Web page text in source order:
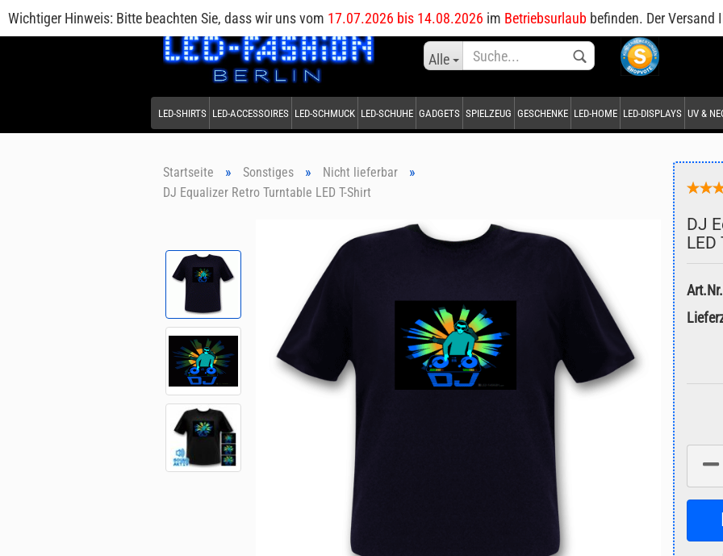
DE
Sprache auswählen
Lieferland
Passwort vergessen?
Alle
Wichtiger Hinweis: Bitte beachten Sie, dass wir uns vom 17.07.2026 bis 14.08.2026 im Betriebsurlaub befinden. Der
LED-SHIRTS LED-ACCESSOIRES LED-SCHMUCK LED-SCHUHE GADGETS SPIELZEUG GESCHENKE LED-HOME LED-DISPLAYS UV &
Startseite » Sonstiges » Nicht lieferbar »
DJ Equalizer Retro Turntable LED T-Shirt
DJ
LED